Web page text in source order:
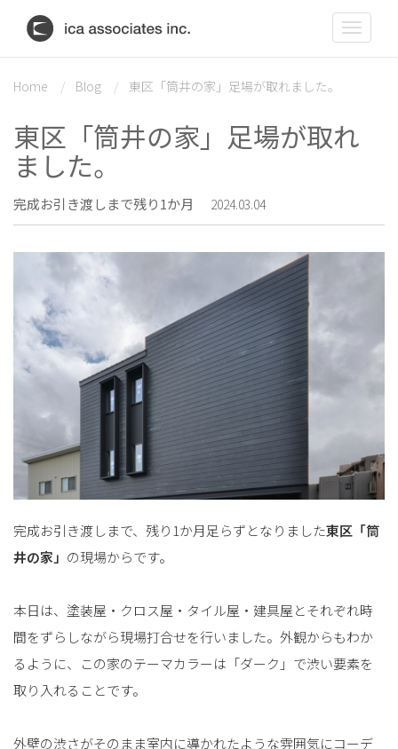
Toggle
Home Blog 東区「筒井の家」足場が取れました。
東区「筒井の家」足場が取れ
ました。
完成お引き渡しまで残り1か月 2024.03.04
完成お引き渡しまで、残り1か月足らずとなりました東区「筒
井の家」 の現場からです。
本日は、塗装屋・クロス屋・タイル屋・建具屋とそれぞれ時
間をずらしながら現場打合せを行いました。外観からもわか
るように、この家のテーマカラーは「ダーク」で渋い要素を
取り入れることです。
外壁の渋さがそのまま室内に導かれたような雰囲気にコーデ